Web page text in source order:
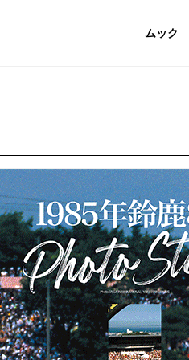
ムック